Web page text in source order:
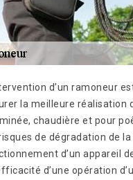
d’un ramoneur
la meilleure réalisation
chaudière et pour
de dégradation de
d’un appareil
d’une opération